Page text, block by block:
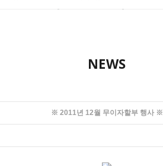
NEWS
※ 2011년 12월 무이자할부 행사 ※